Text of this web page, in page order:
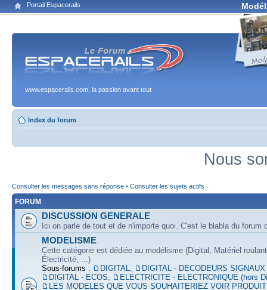
Portail Espacerails
www.espacerails.com, la passion avant tout
Index du forum
Nous
Consulter les messages sans réponse • Consulter les sujets actifs
FORUM
DISCUSSION GENERALE
Ici on parle de tout et de n'importe quoi. C'est le blabla du forum
MODELISME
Cette catégorie est dédiée au modélisme (Digital, Matériel
Électricité, ...)
Sous-forums :
DIGITAL,
DIGITAL - DECODEURS
DIGITAL - ECOS,
ELECTRICITE - ELECTRONIQUE (hors
LES MODELES QUE VOUS SOUHAITERIEZ VOIR